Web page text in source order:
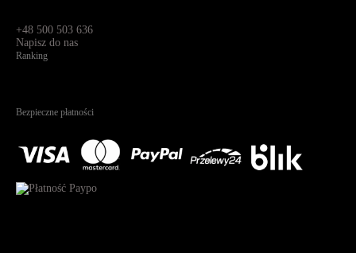
+48 500 503 636
Napisz do nas
Ranking
Bezpieczne płatności